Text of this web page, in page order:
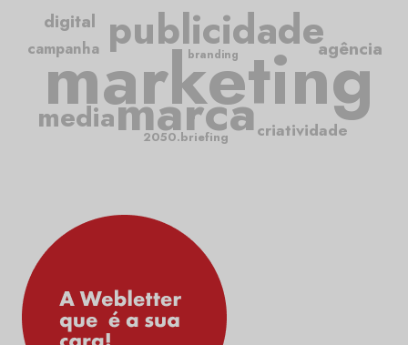
marketing
publicidade
marcacriatividade
campanha
media
agência
digital
2050.briefing
branding